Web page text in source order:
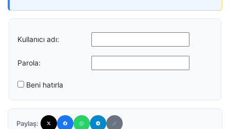
Kullanıcı adı:
Parola:
Beni hatırla
Paylaş: